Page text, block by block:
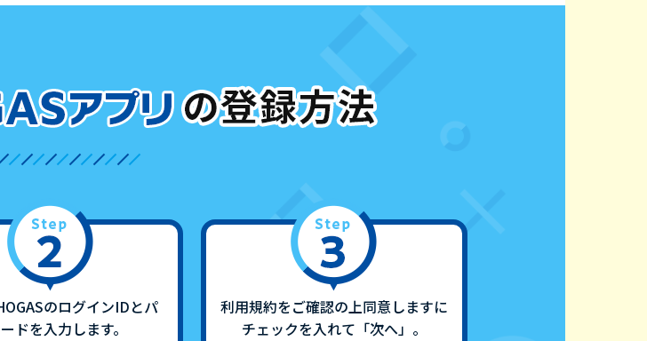
のログインIDとパ
ドを入力します。
利用規約をご確認の上同意しますに
チェックを入れて「次へ」。